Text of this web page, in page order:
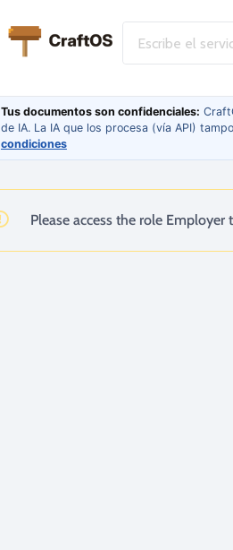
Tus documentos son confidenciales:
de IA. La IA que los procesa (vía API)
condiciones
Please access the role Employer